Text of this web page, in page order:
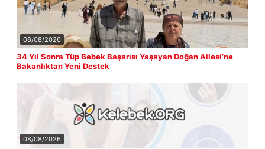
08/08/2026
34 Yıl Sonra Tüp Bebek Başarısı Yaşayan Doğan Ailesi’ne
Bakanlıktan Yeni Destek
08/08/2026